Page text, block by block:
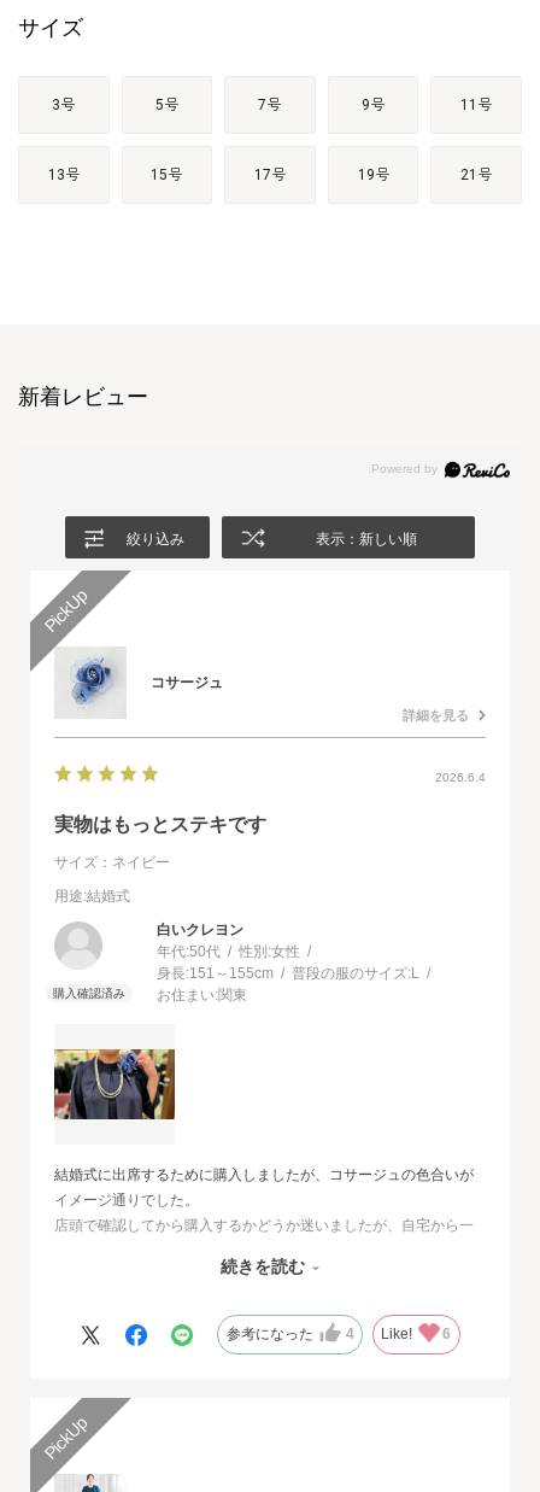
サイズ
3号 5号 7号 9号 11号
13号 15号 17号 19号 21号
新着レビュー
絞り込み 表示：新しい順
コサージュ
詳細を見る
2026.6.4
実物はもっとステキです
サイズ：ネイビー
用途:結婚式
白いクレヨン
年代:50代 性別:女性
身長:151～155cm 普段の服のサイズ:L
お住まい:関東
結婚式に出席するために購入しましたが、コサージュの色合いが
イメージ通りでした。
店頭で確認してから購入するかどうか迷いましたが、自宅から一
オンラインショップは写真数が多くじっくりと検討することがで
また、購入するとすぐに届くのでとても便利だと思いました。
続きを読む
参考になった 4 Like! 6